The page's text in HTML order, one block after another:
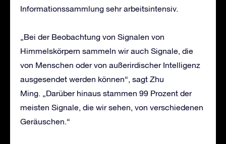
Informationssammlung sehr arbeitsintensiv.
„Bei der Beobachtung von Signalen von
Himmelskörpern sammeln wir auch Signale, die
von Menschen oder von außerirdischer Intelligenz
ausgesendet werden können“, sagt Zhu
Ming. „Darüber hinaus stammen 99 Prozent der
meisten Signale, die wir sehen, von verschiedenen
Geräuschen.“